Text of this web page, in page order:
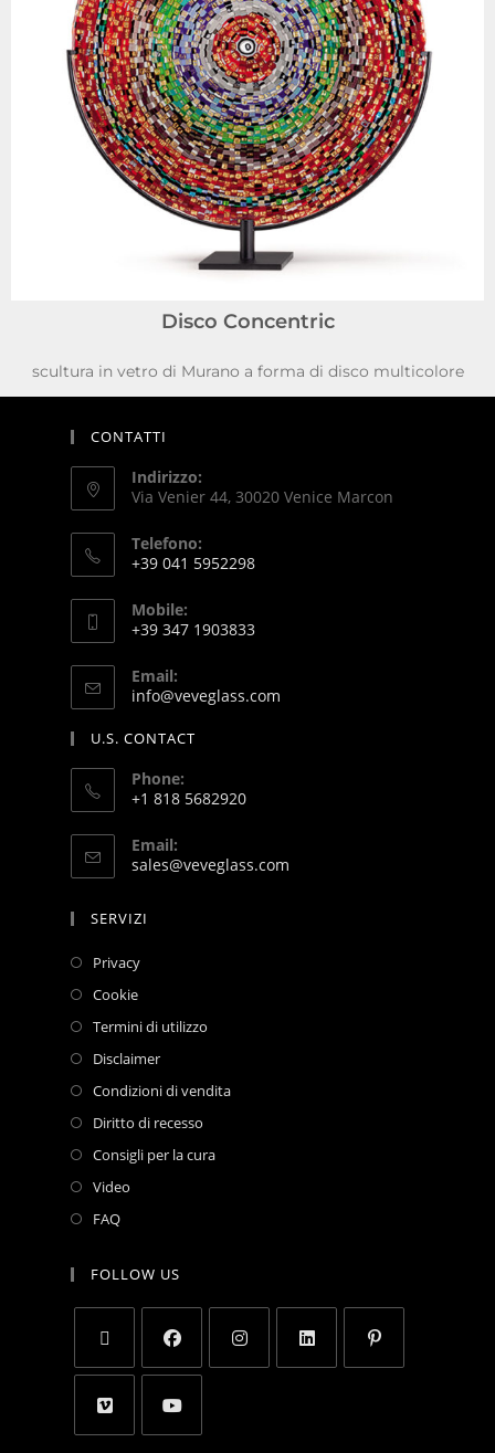
Disco Concentric
scultura in vetro di Murano a forma di disco multicolore
CONTATTI
Indirizzo:
Via Venier 44, 30020 Venice Marcon
Telefono:
+39 041 5952298
Mobile:
+39 347 1903833
Email:
info@veveglass.com
U.S. CONTACT
Phone:
+1 818 5682920
Email:
sales@veveglass.com
SERVIZI
Privacy
Cookie
Termini di utilizzo
Disclaimer
Condizioni di vendita
Diritto di recesso
Consigli per la cura
Video
FAQ
FOLLOW US